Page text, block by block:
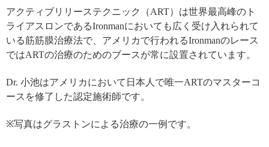
アクティブリリーステクニック（ART）は世界最高峰のト
ライアスロンであるIronmanにおいても広く受け入れられて
いる筋筋膜治療法で、アメリカで行われるIronmanのレース
ではARTの治療のためのブースが常に設置されています。
Dr. 小池はアメリカにおいて日本人で唯一ARTのマスターコ
ースを修了した認定施術師です。
※写真はグラストンによる治療の一例です。